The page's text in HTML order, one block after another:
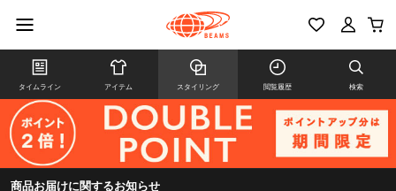
タイムライン アイテム スタイリング 閲覧履歴 検索
商品お届けに関するお知らせ